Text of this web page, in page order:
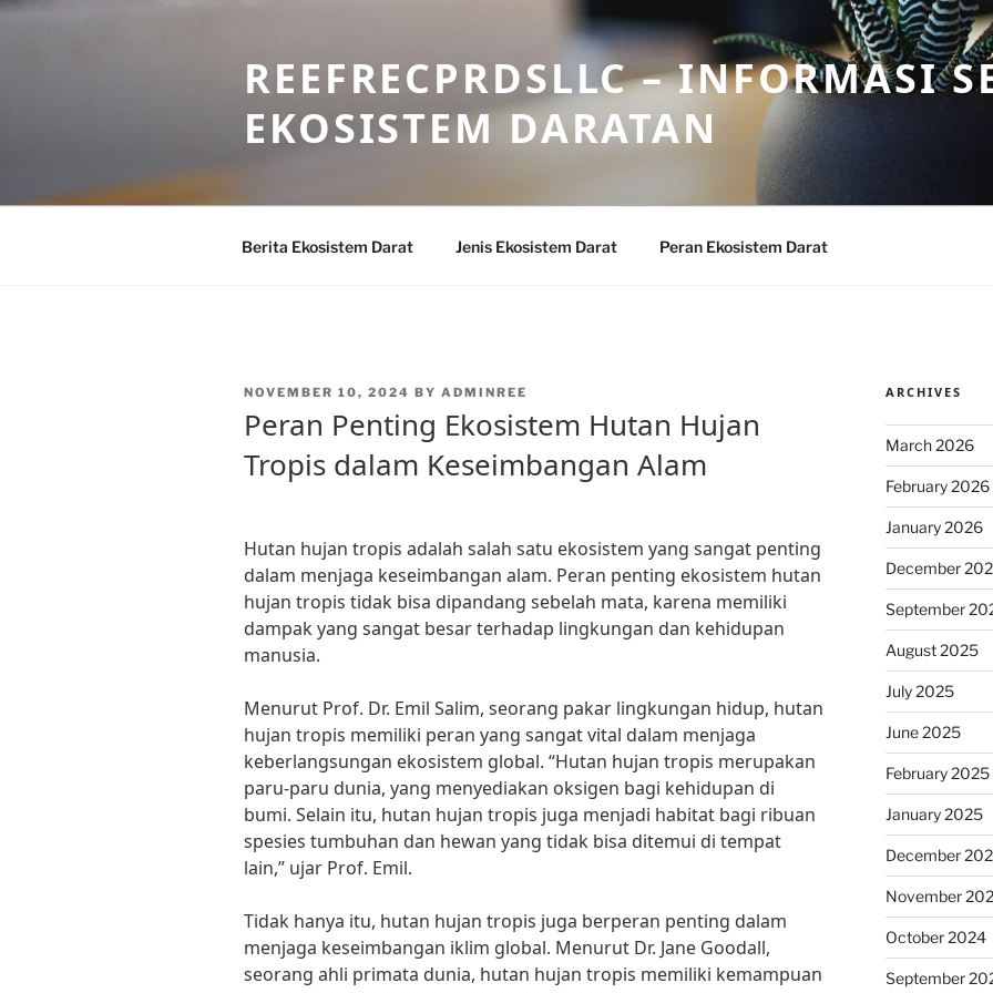
Skip
REEFRECPRDSLLC – INFORMASI
EKOSISTEM DARATAN
Berita Ekosistem Darat Jenis Ekosistem Darat Peran Ekosistem Darat
POSTED
NOVEMBER 10, 2024 BY ADMINREE
Peran Penting Ekosistem Hutan Hujan
Tropis dalam Keseimbangan Alam
Hutan hujan tropis adalah salah satu ekosistem yang sangat penting
dalam menjaga keseimbangan alam. Peran penting ekosistem hutan
hujan tropis tidak bisa dipandang sebelah mata, karena memiliki
dampak yang sangat besar terhadap lingkungan dan kehidupan
manusia.
Menurut Prof. Dr. Emil Salim, seorang pakar lingkungan hidup, hutan
hujan tropis memiliki peran yang sangat vital dalam menjaga
keberlangsungan ekosistem global. “Hutan hujan tropis merupakan
paru-paru dunia, yang menyediakan oksigen bagi kehidupan di
bumi. Selain itu, hutan hujan tropis juga menjadi habitat bagi ribuan
spesies tumbuhan dan hewan yang tidak bisa ditemui di tempat
lain,” ujar Prof. Emil.
Tidak hanya itu, hutan hujan tropis juga berperan penting dalam
menjaga keseimbangan iklim global. Menurut Dr. Jane Goodall,
seorang ahli primata dunia, hutan hujan tropis memiliki kemampuan
ARCHIVES
March 2026
February 2026
January 2026
December
September
August 2025
July 2025
June 2025
February 2025
January 2025
December
November
October 2024
September